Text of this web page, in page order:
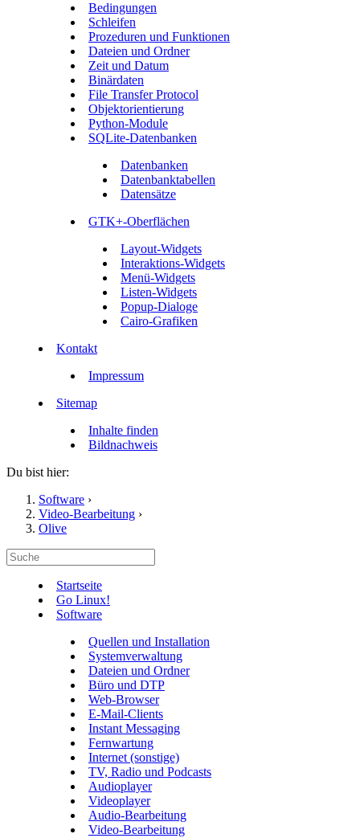
Bedingungen
Schleifen
Prozeduren und Funktionen
Dateien und Ordner
Zeit und Datum
Binärdaten
File Transfer Protocol
Objektorientierung
Python-Module
SQLite-Datenbanken
Datenbanken
Datenbanktabellen
Datensätze
GTK+-Oberflächen
Layout-Widgets
Interaktions-Widgets
Menü-Widgets
Listen-Widgets
Popup-Dialoge
Cairo-Grafiken
Kontakt
Impressum
Sitemap
Inhalte finden
Bildnachweis
Du bist hier:
Software ›
Video-Bearbeitung ›
Olive
Startseite
Go Linux!
Software
Quellen und Installation
Systemverwaltung
Dateien und Ordner
Büro und DTP
Web-Browser
E-Mail-Clients
Instant Messaging
Fernwartung
Internet (sonstige)
TV, Radio und Podcasts
Audioplayer
Videoplayer
Audio-Bearbeitung
Video-Bearbeitung